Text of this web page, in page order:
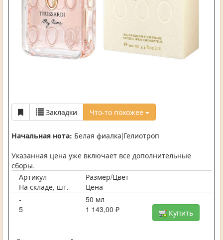
Закладки Что-то похожее
Начальная нота: Белая фиалка|Гелиотроп
Указанная цена уже включает все дополнительные
сборы.
Артикул
Размер/Цвет
На складе, шт.
Цена
-
50 мл
5
1 143,00 ₽ Купить